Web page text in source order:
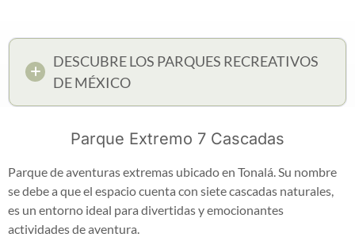
DESCUBRE LOS PARQUES RECREATIVOS
DE MÉXICO
Parque Extremo 7 Cascadas
Parque de aventuras extremas ubicado en Tonalá. Su nombre
se debe a que el espacio cuenta con siete cascadas naturales,
es un entorno ideal para divertidas y emocionantes
actividades de aventura.